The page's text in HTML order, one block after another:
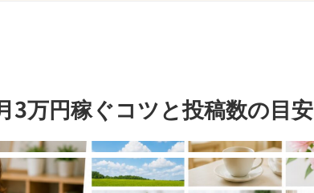
3万円稼ぐコツと投稿数の目安